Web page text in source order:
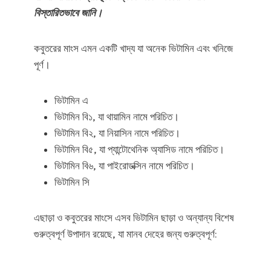
বিস্তারিতভাবে জানি।
কবুতরের মাংস এমন একটি খাদ্য যা অনেক ভিটামিন এবং খনিজে
পূর্ণ।
ভিটামিন এ
ভিটামিন বি১, যা থায়ামিন নামে পরিচিত।
ভিটামিন বি২, যা নিয়াসিন নামে পরিচিত।
ভিটামিন বি৫, যা প্যান্টোথেনিক অ্যাসিড নামে পরিচিত।
ভিটামিন বি৬, যা পাইরোডক্সিন নামে পরিচিত।
ভিটামিন সি
এছাড়া ও কবুতরের মাংসে এসব ভিটামিন ছাড়া ও অন্যান্য বিশেষ
গুরুত্বপূর্ণ উপাদান রয়েছে, যা মানব দেহের জন্য গুরুত্বপূর্ণ: